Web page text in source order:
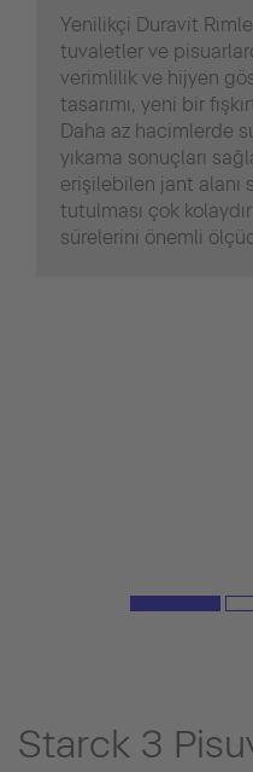
Yenilikçi Duravit
tuvaletler ve
verimlilik ve hijyen
tasarımı, yeni bir
Daha az hacimlerde
yıkama sonuçları
erişilebilen jant alanı
tutulması çok
sürelerini önemli
Starck 3